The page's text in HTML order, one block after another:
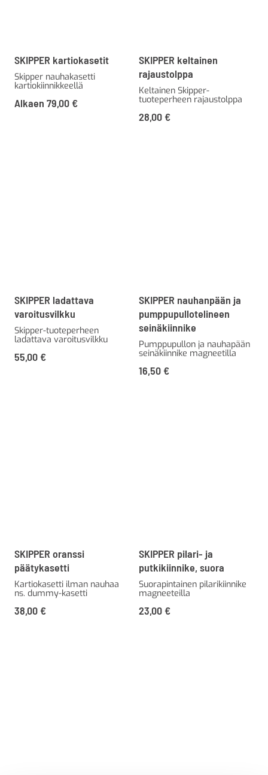
SKIPPER kartiokasetit
Skipper nauhakasetti
kartiokiinnikkeellä
Alkaen 79,00 €
SKIPPER keltainen
rajaustolppa
Keltainen Skipper-
tuoteperheen rajaustolppa
28,00 €
SKIPPER ladattava
varoitusvilkku
Skipper-tuoteperheen
ladattava varoitusvilkku
55,00 €
SKIPPER nauhanpään ja
pumppupullotelineen
seinäkiinnike
Pumppupullon ja nauhapään
seinäkiinnike magneetilla
16,50 €
SKIPPER oranssi
päätykasetti
Kartiokasetti ilman nauhaa
ns. dummy-kasetti
38,00 €
SKIPPER pilari- ja
putkikiinnike, suora
Suorapintainen pilarikiinnike
magneeteilla
23,00 €